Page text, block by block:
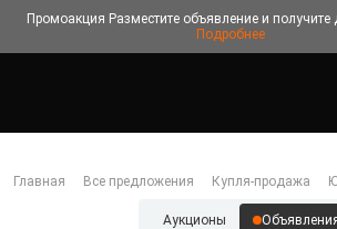
Промоакция Разместите объявление и получите
Подробнее
Главная Все предложения Купля-продажа
Аукционы